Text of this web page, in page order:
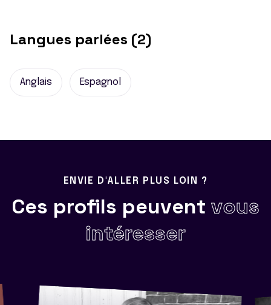
Langues parlées (2)
Anglais Espagnol
ENVIE D'ALLER PLUS LOIN ?
Ces profils peuvent vous
intéresser